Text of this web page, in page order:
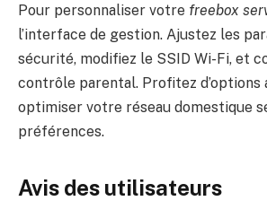
Pour personnaliser votre freebox
l’interface de gestion. Ajustez les
sécurité, modifiez le SSID Wi-Fi, et
contrôle parental. Profitez d’options
optimiser votre réseau domestique
préférences.
Avis des utilisateurs